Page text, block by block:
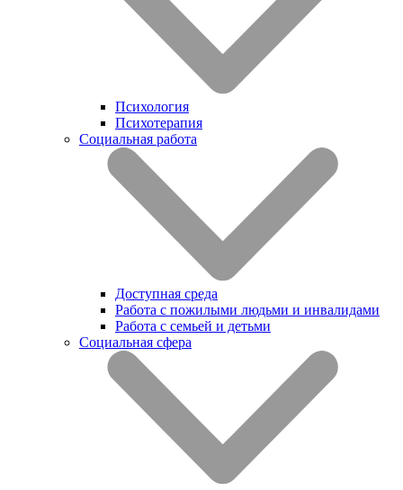
Психология
Психотерапия
Социальная работа
Доступная среда
Работа с пожилыми людьми и инвалидами
Работа с семьей и детьми
Социальная сфера